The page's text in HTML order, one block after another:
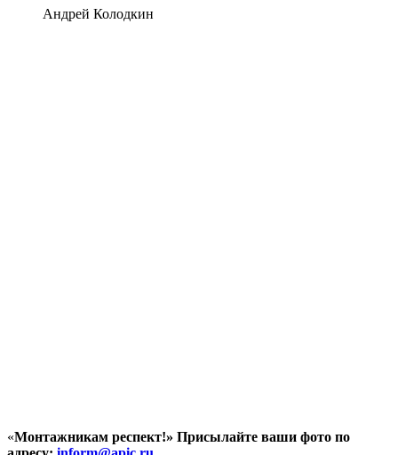
Андрей Колодкин
«Монтажникам респект!» Присылайте ваши фото по